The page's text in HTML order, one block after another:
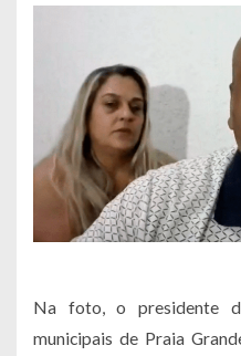
Na foto, o presidente
municipais de Praia